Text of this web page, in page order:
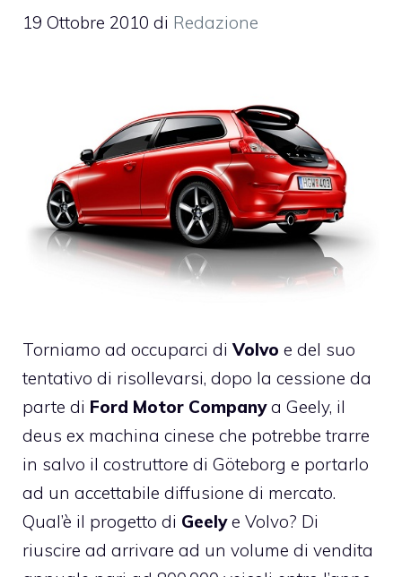
19 Ottobre 2010 di Redazione
Torniamo ad occuparci diVolvo e del suo
tentativo di risollevarsi, dopo la cessione da
parte di Ford Motor Companya Geely, il
deus ex machina cinese che potrebbe trarre
in salvo il costruttore di Göteborg e portarlo
ad un accettabile diffusione di mercato.
Qual’è il progetto di Geelye Volvo? Di
riuscire ad arrivare ad un volume di vendita